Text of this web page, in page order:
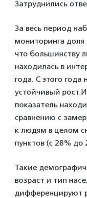
Затруднились
За весь период
мониторинга
что большинству
находилась в
года. С этого года
устойчивый
показатель
сравнению с
к людям в целом
пунктов (с 28% до
Такие
возраст и тип
дифференцируют